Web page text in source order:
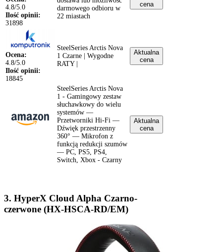
4.8/5.0
Ilość opinii:
31898
darmowego odbioru w
22 miastach
cena
Ocena:
4.8/5.0
Ilość opinii:
18845
SteelSeries Arctis Nova
1 Czarne | Wygodne
RATY |
Aktualna
cena
SteelSeries Arctis Nova
1 - Gamingowy zestaw
słuchawkowy do wielu
systemów —
Przetworniki Hi-Fi —
Dźwięk przestrzenny
360° — Mikrofon z
funkcją redukcji szumów
— PC, PS5, PS4,
Switch, Xbox - Czarny
Aktualna
cena
3. HyperX Cloud Alpha Czarno-
czerwone (HX-HSCA-RD/EM)